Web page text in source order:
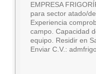
EMPRESA
para sector atado/
Experiencia
campo. Capacidad
equipo. Residir en
Enviar C.V.: